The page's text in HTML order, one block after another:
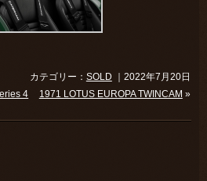
カテゴリー： SOLD ｜2022年7月20日
4 1971 LOTUS EUROPA TWINCAM »